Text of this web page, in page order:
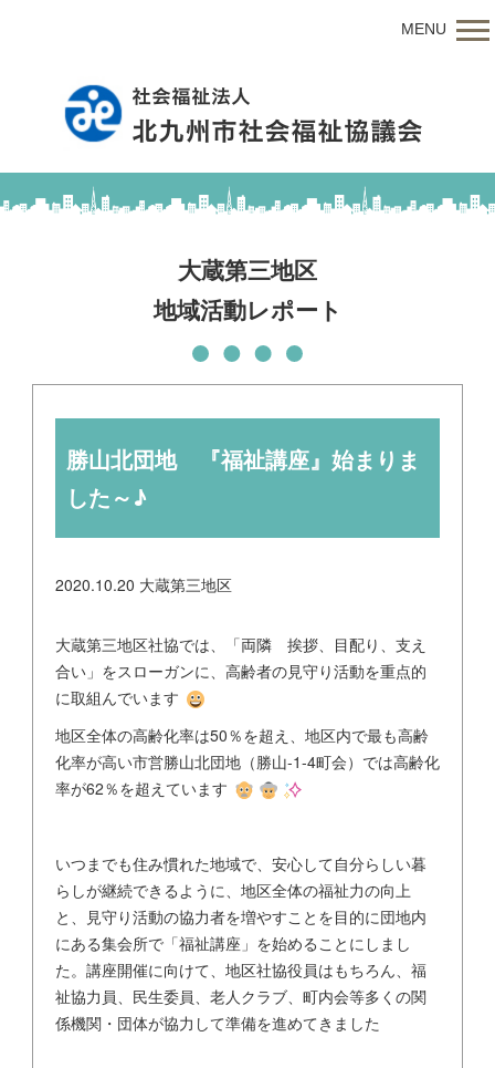
MENU
大蔵第三地区
地域活動レポート
勝山北団地 『福祉講座』始まりま
した～♪
2020.10.20 大蔵第三地区
大蔵第三地区社協では、「両隣 挨拶、目配り、支え
合い」をスローガンに、高齢者の見守り活動を重点的
に取組んでいます
地区全体の高齢化率は50％を超え、地区内で最も高齢
化率が高い市営勝山北団地（勝山-1-4町会）では高齢化
率が62％を超えています
いつまでも住み慣れた地域で、安心して自分らしい暮
らしが継続できるように、地区全体の福祉力の向上
と、見守り活動の協力者を増やすことを目的に団地内
にある集会所で「福祉講座」を始めることにしまし
た。講座開催に向けて、地区社協役員はもちろん、福
祉協力員、民生委員、老人クラブ、町内会等多くの関
係機関・団体が協力して準備を進めてきました